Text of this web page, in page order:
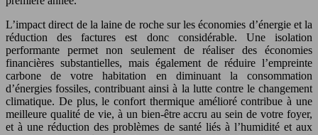
L’impact direct de la laine de roche sur les économies d’énergie et la
réduction des factures est donc considérable. Une isolation
performante permet non seulement de réaliser des économies
financières substantielles, mais également de réduire l’empreinte
carbone de votre habitation en diminuant la consommation
d’énergies fossiles, contribuant ainsi à la lutte contre le changement
climatique. De plus, le confort thermique amélioré contribue à une
meilleure qualité de vie, à un bien-être accru au sein de votre foyer,
et à une réduction des problèmes de santé liés à l’humidité et aux